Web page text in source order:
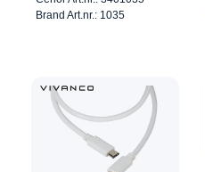
Brand Art.nr.: 1035